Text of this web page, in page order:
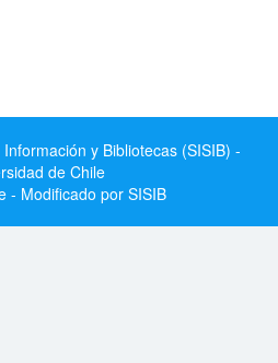
y Bibliotecas (SISIB) -
de Chile
- Modificado por SISIB